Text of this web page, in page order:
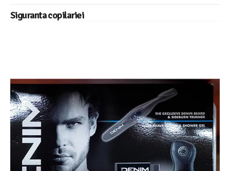
Siguranta copilariei